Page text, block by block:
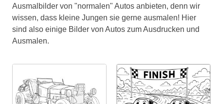
Ausmalbilder von "normalen" Autos anbieten, denn wir
wissen, dass kleine Jungen sie gerne ausmalen! Hier
sind also einige Bilder von Autos zum Ausdrucken und
Ausmalen.